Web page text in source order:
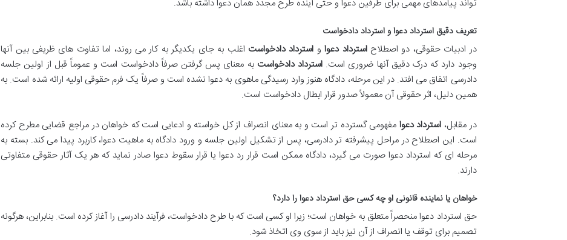
تواند پیامدهای مهمی برای طرفین دعوا و حتی آینده طرح مجدد همان دعوا داشته باشد.
تعریف دقیق استرداد دعوا و استرداد دادخواست
در ادبیات حقوقی، دو اصطلاحاسترداد دعواو استرداد دادخواست اغلب به جای یکدیگر به کار می روند، اما تفاوت های ظریفی بین آنها
وجود دارد که درک دقیق آنها ضروری است. استرداد دادخواست به معنای پس گرفتن صرفاً دادخواست است و عموماً قبل از اولین جلسه
دادرسی اتفاق می افتد. در این مرحله، دادگاه هنوز وارد رسیدگی ماهوی به دعوا نشده است و صرفاً یک فرم حقوقی اولیه ارائه شده است. به
همین دلیل، اثر حقوقی آن معمولاً صدور قرار ابطال دادخواست است.
در مقابل، استرداد دعوا مفهومی گسترده تر است و به معنای انصراف از کل خواسته و ادعایی است که خواهان در مراجع قضایی مطرح کرده
است. این اصطلاح در مراحل پیشرفته تر دادرسی، پس از تشکیل اولین جلسه و ورود دادگاه به ماهیت دعوا، کاربرد پیدا می کند. بسته به
مرحله ای که استرداد دعوا صورت می گیرد، دادگاه ممکن است قرار رد دعوا یا قرار سقوط دعوا صادر نماید که هر یک آثار حقوقی متفاوتی
دارند.
خواهان یا نماینده قانونی او چه کسی حق استرداد دعوا را دارد؟
حق استرداد دعوا منحصراً متعلق به خواهان است؛ زیرا او کسی است که با طرح دادخواست، فرآیند دادرسی را آغاز کرده است. بنابراین، هرگونه
تصمیم برای توقف یا انصراف از آن نیز باید از سوی وی اتخاذ شود.